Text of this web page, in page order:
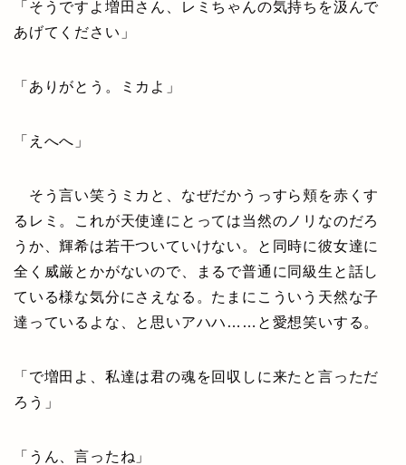
「そうですよ増田さん、レミちゃんの気持ちを汲んで
あげてください」
「ありがとう。ミカよ」
「えへへ」
そう言い笑うミカと、なぜだかうっすら頬を赤くす
るレミ。これが天使達にとっては当然のノリなのだろ
うか、輝希は若干ついていけない。と同時に彼女達に
全く威厳とかがないので、まるで普通に同級生と話し
ている様な気分にさえなる。たまにこういう天然な子
達っているよな、と思いアハハ……と愛想笑いする。
「で増田よ、私達は君の魂を回収しに来たと言っただ
ろう」
「うん、言ったね」